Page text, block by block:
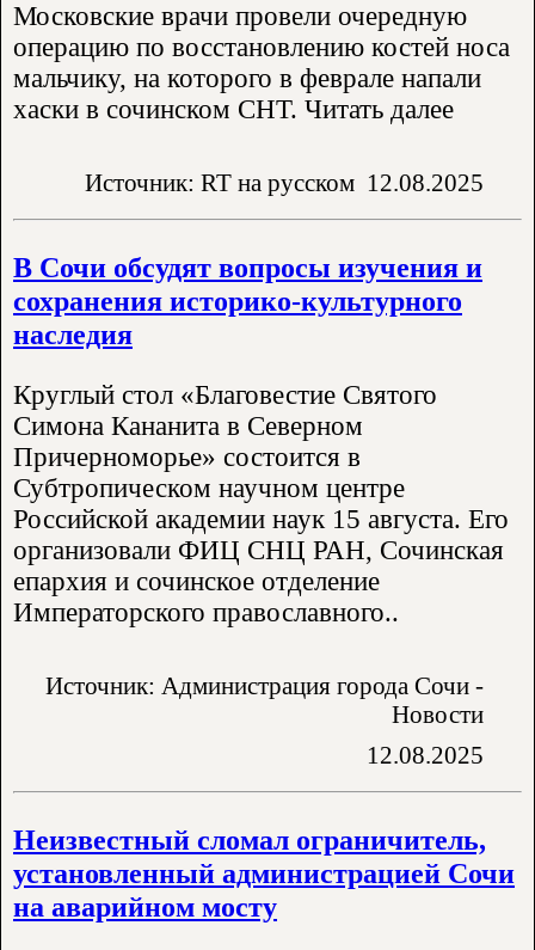
Московские врачи провели очередную
операцию по восстановлению костей носа
мальчику, на которого в феврале напали
хаски в сочинском СНТ. Читать далее
Источник: RT на русском 12.08.2025
В Сочи обсудят вопросы изучения и
сохранения историко-культурного
наследия
Круглый стол «Благовестие Святого
Симона Кананита в Северном
Причерноморье» состоится в
Субтропическом научном центре
Российской академии наук 15 августа. Его
организовали ФИЦ СНЦ РАН, Сочинская
епархия и сочинское отделение
Императорского православного..
Источник: Администрация города Сочи -
Новости
12.08.2025
Неизвестный сломал ограничитель,
установленный администрацией Сочи
на аварийном мосту